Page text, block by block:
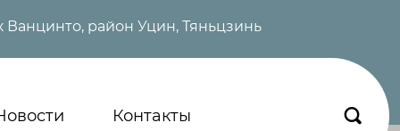
район Уцин, Тяньцзинь
Контакты 